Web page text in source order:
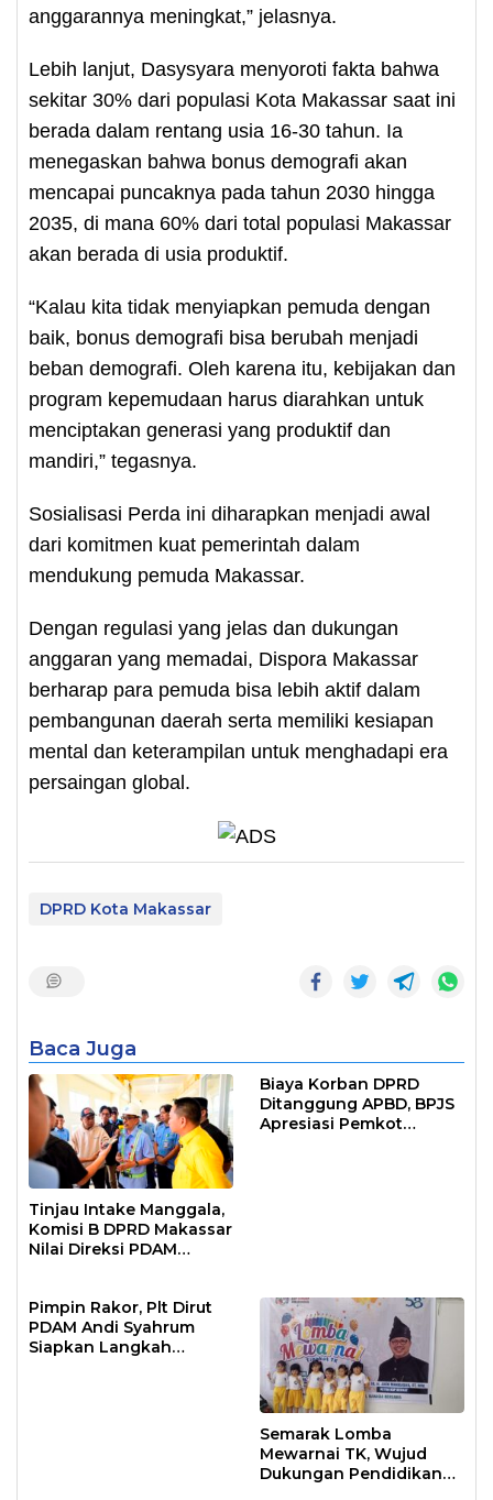
anggarannya meningkat,” jelasnya.
Lebih lanjut, Dasysyara menyoroti fakta bahwa
sekitar 30% dari populasi Kota Makassar saat ini
berada dalam rentang usia 16-30 tahun. Ia
menegaskan bahwa bonus demografi akan
mencapai puncaknya pada tahun 2030 hingga
2035, di mana 60% dari total populasi Makassar
akan berada di usia produktif.
“Kalau kita tidak menyiapkan pemuda dengan
baik, bonus demografi bisa berubah menjadi
beban demografi. Oleh karena itu, kebijakan dan
program kepemudaan harus diarahkan untuk
menciptakan generasi yang produktif dan
mandiri,” tegasnya.
Sosialisasi Perda ini diharapkan menjadi awal
dari komitmen kuat pemerintah dalam
mendukung pemuda Makassar.
Dengan regulasi yang jelas dan dukungan
anggaran yang memadai, Dispora Makassar
berharap para pemuda bisa lebih aktif dalam
pembangunan daerah serta memiliki kesiapan
mental dan keterampilan untuk menghadapi era
persaingan global.
DPRD Kota Makassar
Baca Juga
Tinjau Intake Manggala,
Komisi B DPRD Makassar
Nilai Direksi PDAM
Biaya Korban DPRD
Ditanggung APBD, BPJS
Apresiasi Pemkot
Pimpin Rakor, Plt Dirut
PDAM Andi Syahrum
Siapkan Langkah
Semarak Lomba
Mewarnai TK, Wujud
Dukungan Pendidikan